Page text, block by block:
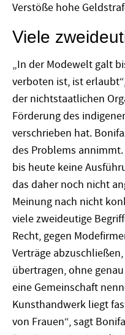
Verstöße hohe
Viele
„In der Modewelt galt
verboten ist, ist
der nichtstaatlichen
Förderung des
verschrieben hat.
des Problems annimmt.
bis heute keine
das daher noch nicht
Meinung nach nicht
viele zweideutige
Recht, gegen
Verträge
übertragen, ohne
eine Gemeinschaft
Kunsthandwerk liegt
von Frauen“, sagt